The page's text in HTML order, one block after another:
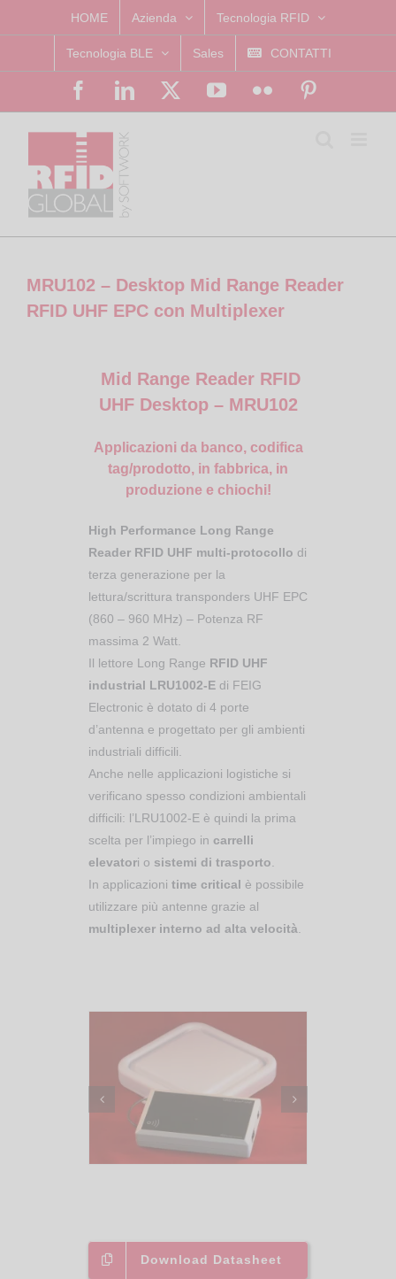
to
HOME Azienda Tecnologia RFID
Tecnologia BLE Sales CONTATTI
FacebookLinkedIn YouTubeFlickr
MRU102 – Desktop Mid Range Reader
RFID UHF EPC con Multiplexer
Mid Range Reader RFID
UHF Desktop – MRU102
Applicazioni da banco, codifica
tag/prodotto, in fabbrica, in
produzione e chiochi!
High Performance Long Range
Reader RFID UHF multi-protocollo di
terza generazione per la
lettura/scrittura transponders UHF EPC
(860 – 960 MHz) – Potenza RF
massima 2 Watt.
Il lettore Long Range RFID UHF
industrial LRU1002-E di FEIG
Electronic è dotato di 4 porte
d’antenna e progettato per gli ambienti
industriali difficili.
Anche nelle applicazioni logistiche si
verificano spesso condizioni ambientali
difficili: l’LRU1002-E è quindi la prima
scelta per l’impiego in carrelli
elevatori o sistemi di trasporto
In applicazioni time critical è possibile
utilizzare più antenne grazie al
multiplexer interno ad alta velocità
Download Datasheet